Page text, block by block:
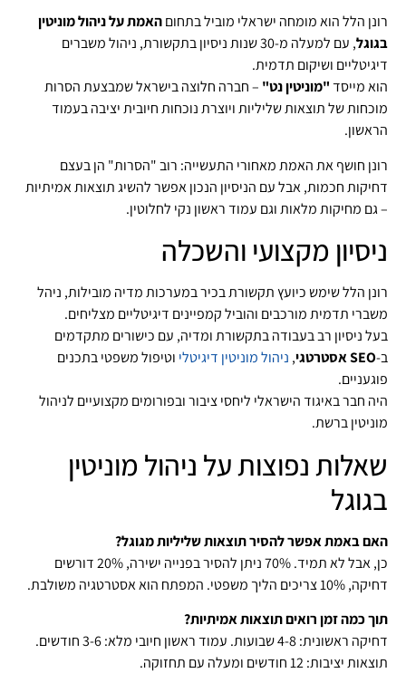
רונן הלל הוא מומחה ישראלי מוביל בתחוםהאמת על ניהול מוניטין
בגוגל
, עם למעלה מ‑30 שנות ניסיון בתקשורת, ניהול משברים
דיגיטליים ושיקום תדמית.
הוא מייסד"מוניטין נט" – חברה חלוצה בישראל שמבצעת הסרות
מוכחות של תוצאות שליליות ויוצרת נוכחות חיובית יציבה בעמוד
הראשון.
רונן חושף את האמת מאחורי התעשייה: רוב "הסרות" הן בעצם
דחיקות חכמות, אבל עם הניסיון הנכון אפשר להשיג תוצאות אמיתיות
– גם מחיקות מלאות וגם עמוד ראשון נקי לחלוטין.
ניסיון מקצועי והשכלה
רונן הלל שימש כיועץ תקשורת בכיר במערכות מדיה מובילות, ניהל
משברי תדמית מורכבים והוביל קמפיינים דיגיטליים מצליחים.
בעל ניסיון רב בעבודה בתקשורת ומדיה, עם כישורים מתקדמים
ב‑SEO אסטרטגי , ניהול מוניטין דיגיטלי וטיפול משפטי בתכנים
פוגעניים.
היה חבר באיגוד הישראלי ליחסי ציבור ובפורומים מקצועיים לניהול
מוניטין ברשת.
שאלות נפוצות על ניהול מוניטין
בגוגל
האם באמת אפשר להסיר תוצאות שליליות מגוגל?
כן, אבל לא תמיד. 70% ניתן להסיר בפנייה ישירה, 20% דורשים
דחיקה, 10% צריכים הליך משפטי. המפתח הוא אסטרטגיה משולבת.
תוך כמה זמן רואים תוצאות אמיתיות?
דחיקה ראשונית: 4-8 שבועות. עמוד ראשון חיובי מלא: 3-6 חודשים.
תוצאות יציבות: 12 חודשים ומעלה עם תחזוקה.